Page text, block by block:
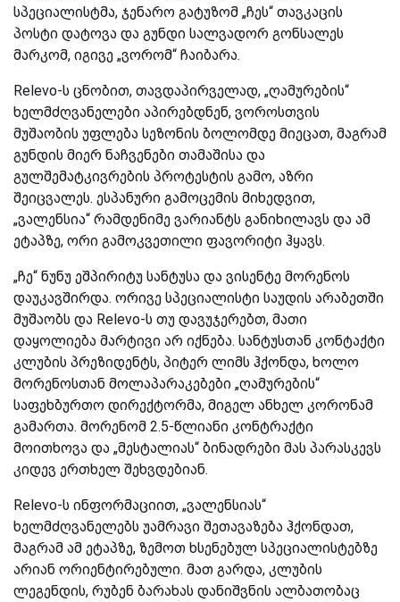
სპეციალისტმა, ჯენარო გატუზომ „ჩეს“ თავკაცის
პოსტი დატოვა და გუნდი სალვადორ გონსალეს
მარკომ, იგივე „ვორომ“ ჩაიბარა.
Relevo-ს ცნობით, თავდაპირველად, „ღამურების“
ხელმძღვანელები აპირებდნენ, ვოროსთვის
მუშაობის უფლება სეზონის ბოლომდე მიეცათ, მაგრამ
გუნდის მიერ ნაჩვენები თამაშისა და
გულშემატკივრების პროტესტის გამო, აზრი
შეიცვალეს. ესპანური გამოცემის მიხედვით,
„ვალენსია“ რამდენიმე ვარიანტს განიხილავს და ამ
ეტაპზე, ორი გამოკვეთილი ფავორიტი ჰყავს.
„ჩე“ ნუნუ ეშპირიტუ სანტუსა და ვისენტე მორენოს
დაუკავშირდა. ორივე სპეციალისტი საუდის არაბეთში
მუშაობს და Relevo-ს თუ დავუჯერებთ, მათი
დაყოლიება მარტივი არ იქნება. სანტუსთან კონტაქტი
კლუბის პრეზიდენტს, პიტერ ლიმს ჰქონდა, ხოლო
მორენოსთან მოლაპარაკებები „ღამურების“
საფეხბურთო დირექტორმა, მიგელ ანხელ კორონამ
გამართა. მორენომ 2.5-წლიანი კონტრაქტი
მოითხოვა და „მესტალიას“ ბინადრები მას პარასკევს
კიდევ ერთხელ შეხვდებიან.
Relevo-ს ინფორმაციით, „ვალენსიას“
ხელმძღვანელებს უამრავი შეთავაზება ჰქონდათ,
მაგრამ ამ ეტაპზე, ზემოთ ხსენებულ სპეციალისტებზე
არიან ორიენტირებული. მათ გარდა, კლუბის
ლეგენდის, რუბენ ბარახას დანიშვნის ალბათობაც